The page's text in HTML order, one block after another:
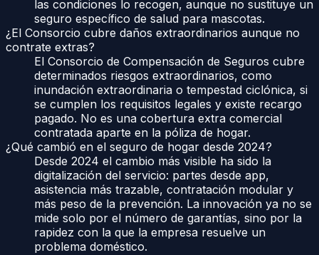
las condiciones lo recogen, aunque no sustituye un
seguro específico de salud para mascotas.
¿El Consorcio cubre daños extraordinarios aunque no
contrate extras?
El Consorcio de Compensación de Seguros cubre
determinados riesgos extraordinarios, como
inundación extraordinaria o tempestad ciclónica, si
se cumplen los requisitos legales y existe recargo
pagado. No es una cobertura extra comercial
contratada aparte en la póliza de hogar.
¿Qué cambió en el seguro de hogar desde 2024?
Desde 2024 el cambio más visible ha sido la
digitalización del servicio: partes desde app,
asistencia más trazable, contratación modular y
más peso de la prevención. La innovación ya no se
mide solo por el número de garantías, sino por la
rapidez con la que la empresa resuelve un
problema doméstico.